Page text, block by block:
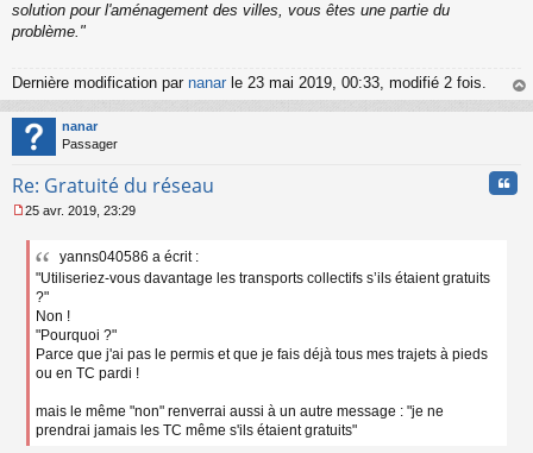
solution pour l'aménagement des villes, vous êtes une partie du
problème."
Dernière modification par nanar le 23 mai 2019, 00:33, modifié 2 fois.
au
nanar
Passager
Re: Gratuité du réseau
e
25 avr. 2019, 23:29
yanns040586 a écrit :
"Utiliseriez-vous davantage les transports collectifs s’ils étaient gratuits
?"
Non !
"Pourquoi ?"
Parce que j'ai pas le permis et que je fais déjà tous mes trajets à pieds
ou en TC pardi !
mais le même "non" renverrai aussi à un autre message : "je ne
prendrai jamais les TC même s'ils étaient gratuits"